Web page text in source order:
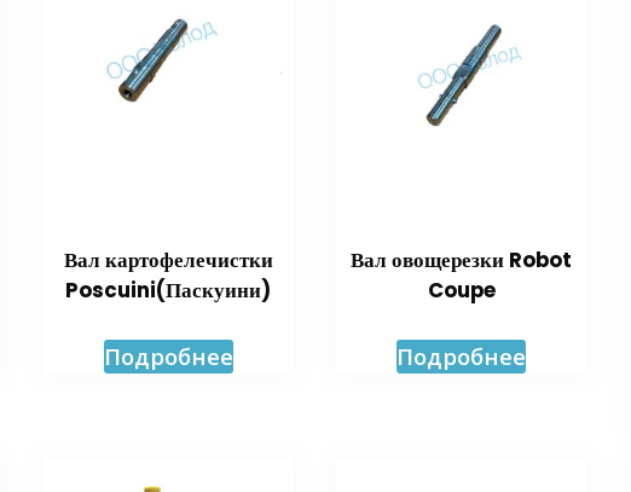
Вал картофелечистки
Poscuini(Паскуини)
Подробнее
Вал овощерезки Robot
Coupe
Подробнее